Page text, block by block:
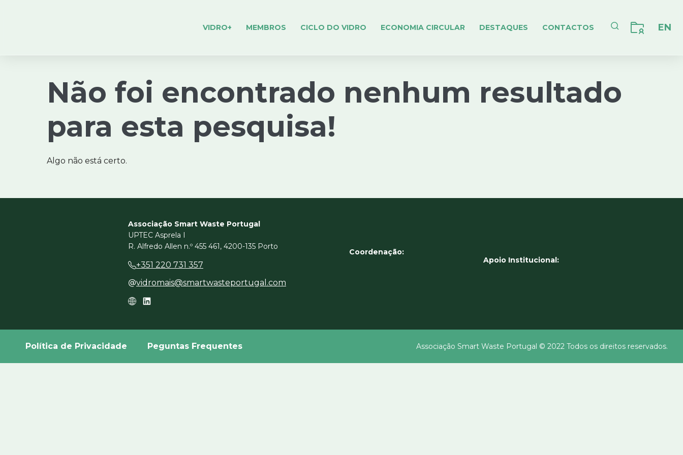
VIDRO+ MEMBROS CICLO DO VIDRO ECONOMIA CIRCULAR DESTAQUES CONTACTOS EN
Não foi encontrado nenhum resultado
para esta pesquisa!
Algo não está certo.
Associação Smart Waste Portugal
UPTEC Asprela I
R. Alfredo Allen n.º 455 461, 4200-135 Porto
+351 220 731 357
vidromais@smartwasteportugal.com
Coordenação:
Apoio Institucional:
Política de Privacidade Peguntas Frequentes Associação Smart Waste Portugal © 2022 Todos os direitos reservados.